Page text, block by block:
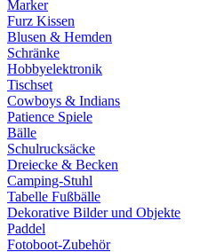
Marker
Furz Kissen
Blusen & Hemden
Schränke
Hobbyelektronik
Tischset
Cowboys & Indians
Patience Spiele
Bälle
Schulrucksäcke
Dreiecke & Becken
Camping-Stuhl
Tabelle Fußbälle
Dekorative Bilder und Objekte
Paddel
Fotoboot-Zubehör